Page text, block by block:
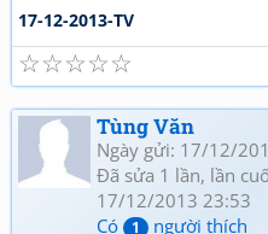
17-12-2013-TV
☆
☆
☆
☆
☆
Tùng Văn
Ngày gửi: 17/12/
Đã sửa 1 lần, lần
17/12/2013 23:53
Có
1 người thích